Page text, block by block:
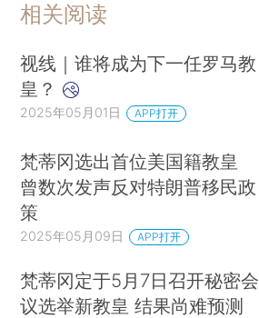
相关阅读
视线｜谁将成为下一任罗马教
皇？
2025年05月01日 APP打开
梵蒂冈选出首位美国籍教皇
曾数次发声反对特朗普移民政
策
2025年05月09日 APP打开
梵蒂冈定于5月7日召开秘密会
议选举新教皇 结果尚难预测